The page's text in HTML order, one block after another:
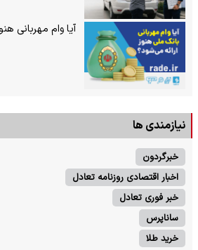
آیا وام مهربانی
نیازمندی ها
خبرگردون
اخبار اقتصادی روزنامه تعادل
خبر فوری تعادل
ساناپرس
خرید طلا